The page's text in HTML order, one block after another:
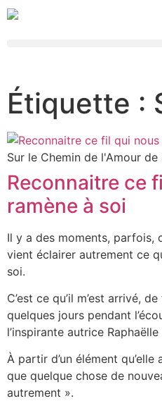
Étiquette :
Sur le Chemin de l'Amour de
Reconnaitre ce
ramène à soi
Il y a des moments, parfois,
vient éclairer autrement ce
soi.
C’est ce qu’il m’est arrivé,
quelques jours pendant
l’inspirante autrice
À partir d’un élément qu’elle
que quelque chose de
autrement ».